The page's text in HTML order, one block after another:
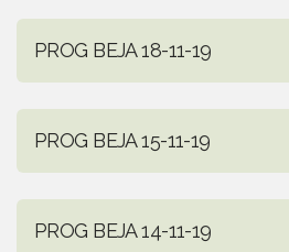
PROG BEJA 18-11-19
PROG BEJA 15-11-19
PROG BEJA 14-11-19